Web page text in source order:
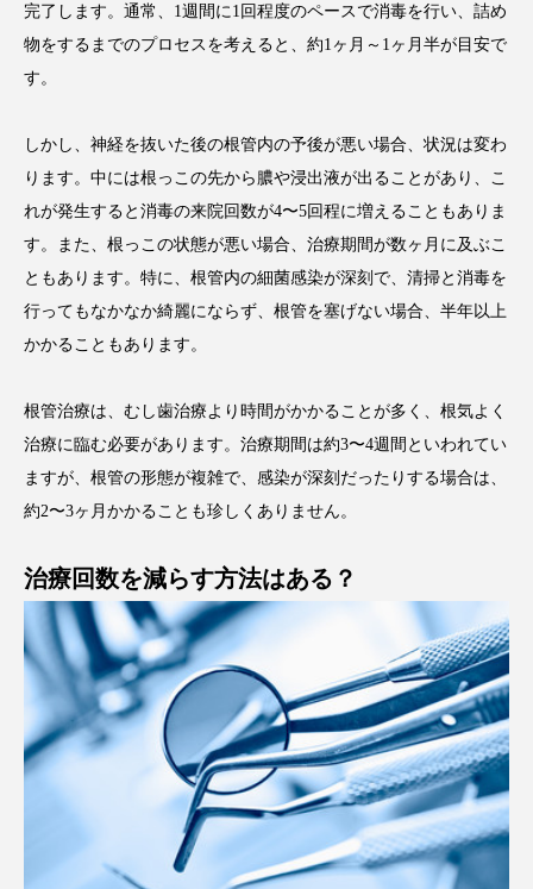
完了します。通常、1週間に1回程度のペースで消毒を行い、詰め
物をするまでのプロセスを考えると、約1ヶ月～1ヶ月半が目安で
す。
しかし、神経を抜いた後の根管内の予後が悪い場合、状況は変わ
ります。中には根っこの先から膿や浸出液が出ることがあり、こ
れが発生すると消毒の来院回数が4〜5回程に増えることもありま
す。また、根っこの状態が悪い場合、治療期間が数ヶ月に及ぶこ
ともあります。特に、根管内の細菌感染が深刻で、清掃と消毒を
行ってもなかなか綺麗にならず、根管を塞げない場合、半年以上
かかることもあります。
根管治療は、むし歯治療より時間がかかることが多く、根気よく
治療に臨む必要があります。治療期間は約3〜4週間といわれてい
ますが、根管の形態が複雑で、感染が深刻だったりする場合は、
約2〜3ヶ月かかることも珍しくありません。
治療回数を減らす方法はある？